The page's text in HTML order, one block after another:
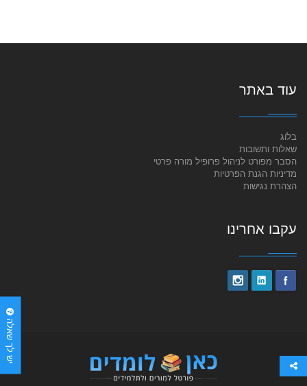
יש לך שאלה
עוד באתר
בלוג
שאלות ותשובות
הסבר מפורט לניהול פרופיל מורה פרטי
מדיניות הגנת הפרטיות
הצהרת נגישות
עקבו אחרינו